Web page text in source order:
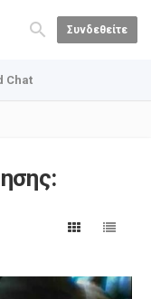
Συνδεθείτε
Chat